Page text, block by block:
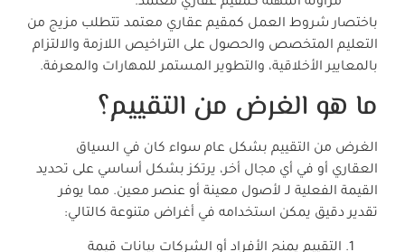
باختصار شروط العمل كمقيم عقاري معتمد تتطلب مزيج من
التعليم المتخصص والحصول على التراخيص اللازمة والالتزام
بالمعايير الأخلاقية، والتطوير المستمر للمهارات والمعرفة.
ما هو الغرض من التقييم؟
الغرض من التقييم بشكل عام سواء كان في السياق
العقاري أو في أي مجال أخر، يرتكز بشكل أساسي على تحديد
القيمة الفعلية لـ لأصول معينة أو عنصر معين. مما يوفر
تقدير دقيق يمكن استخدامه في أغراض متنوعة كالتالي:
التقييم يمنح الأفراد أو الشركات بيانات قيمة